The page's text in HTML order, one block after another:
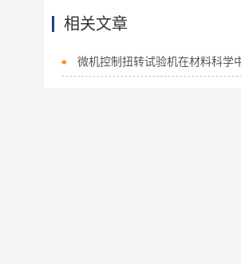
相关文章